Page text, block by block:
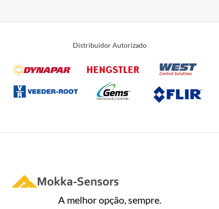
Distribuidor Autorizado
A melhor opção, sempre.